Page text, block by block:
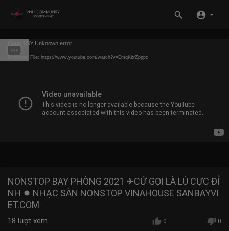
Code 150: Unknown error.
Download File: https://www.youtube.com/watch?v=EmqKbrZpppc
NONSTOP BAY PHÒNG 2021 ✈CỨ GỌI LÀ LÚ CỰC ĐỈ
NH ✸ NHẠC SÀN NONSTOP VINAHOUSE SANBAYVI
ET.COM
0 0
18 lượt xem